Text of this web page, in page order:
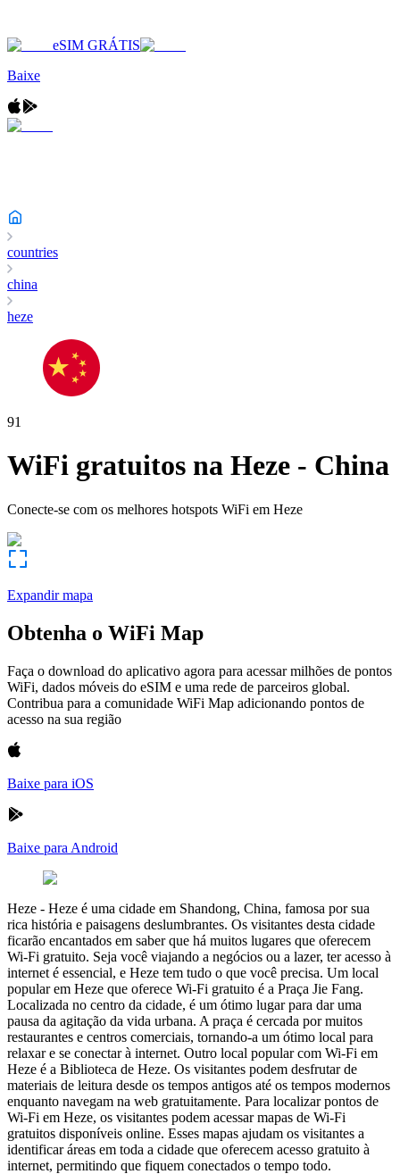
eSIM GRÁTIS
Baixe
countries
china
heze
91
WiFi gratuitos na Heze - China
Conecte-se com os melhores hotspots WiFi em Heze
Expandir mapa
Obtenha o WiFi Map
Faça o download do aplicativo agora para acessar milhões de pontos
WiFi, dados móveis do eSIM e uma rede de parceiros global.
Contribua para a comunidade WiFi Map adicionando pontos de
acesso na sua região
Baixe para iOS
Baixe para Android
Heze - Heze é uma cidade em Shandong, China, famosa por sua
rica história e paisagens deslumbrantes. Os visitantes desta cidade
ficarão encantados em saber que há muitos lugares que oferecem
Wi-Fi gratuito. Seja você viajando a negócios ou a lazer, ter acesso à
internet é essencial, e Heze tem tudo o que você precisa. Um local
popular em Heze que oferece Wi-Fi gratuito é a Praça Jie Fang.
Localizada no centro da cidade, é um ótimo lugar para dar uma
pausa da agitação da vida urbana. A praça é cercada por muitos
restaurantes e centros comerciais, tornando-a um ótimo local para
relaxar e se conectar à internet. Outro local popular com Wi-Fi em
Heze é a Biblioteca de Heze. Os visitantes podem desfrutar de
materiais de leitura desde os tempos antigos até os tempos modernos
enquanto navegam na web gratuitamente. Para localizar pontos de
Wi-Fi em Heze, os visitantes podem acessar mapas de Wi-Fi
gratuitos disponíveis online. Esses mapas ajudam os visitantes a
identificar áreas em toda a cidade que oferecem acesso gratuito à
internet, permitindo que fiquem conectados o tempo todo.